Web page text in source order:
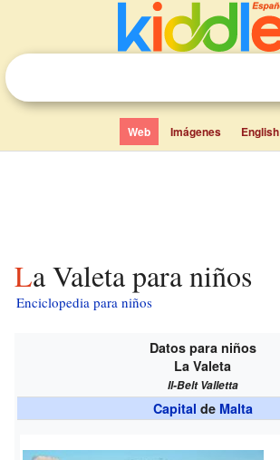
Web Imágenes English
La Valeta para niños
Enciclopedia para niños
Datos para niños
La Valeta
Il-Belt Valletta
Capital de Malta